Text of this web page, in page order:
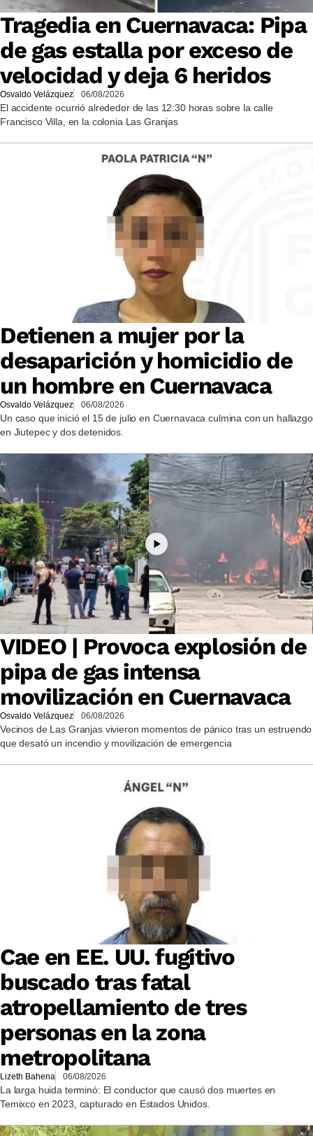
Tragedia en Cuernavaca: Pipa
de gas estalla por exceso de
velocidad y deja 6 heridos
Osvaldo Velázquez 06/08/2026
El accidente ocurrió alrededor de las 12:30 horas sobre la calle
Francisco Villa, en la colonia Las Granjas
Detienen a mujer por la
desaparición y homicidio de
un hombre en Cuernavaca
Osvaldo Velázquez 06/08/2026
Un caso que inició el 15 de julio en Cuernavaca culmina con un hallazgo
en Jiutepec y dos detenidos.
VIDEO | Provoca explosión de
pipa de gas intensa
movilización en Cuernavaca
Osvaldo Velázquez 06/08/2026
Vecinos de Las Granjas vivieron momentos de pánico tras un estruendo
que desató un incendio y movilización de emergencia
Cae en EE. UU. fugitivo
buscado tras fatal
atropellamiento de tres
personas en la zona
metropolitana
Lizeth Bahena 06/08/2026
La larga huida terminó: El conductor que causó dos muertes en
Temixco en 2023, capturado en Estados Unidos.